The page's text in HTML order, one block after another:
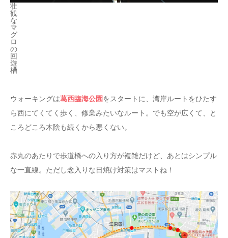
壮
観
な
マ
グ
ロ
の
回
遊
槽
ウォーキングは葛西臨海公園をスタートに、湾岸ルートをひたす
ら西にてくてく歩く、修業みたいなルート。でも空が広くて、と
ころどころ木陰も続くから悪くない。
赤丸のあたりで歩道橋への入り方が複雑だけど、あとはシンプル
な一直線。ただし念入りな日焼け対策はマストね！